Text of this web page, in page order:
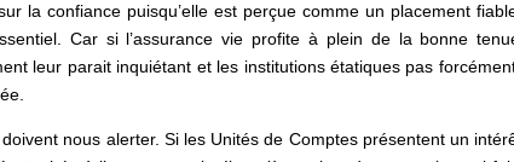
la confiance puisqu’elle est perçue comme un placement
Car si l’assurance vie profite à plein de la bonne
leur parait inquiétant et les institutions étatiques pas
nous alerter. Si les Unités de Comptes présentent un